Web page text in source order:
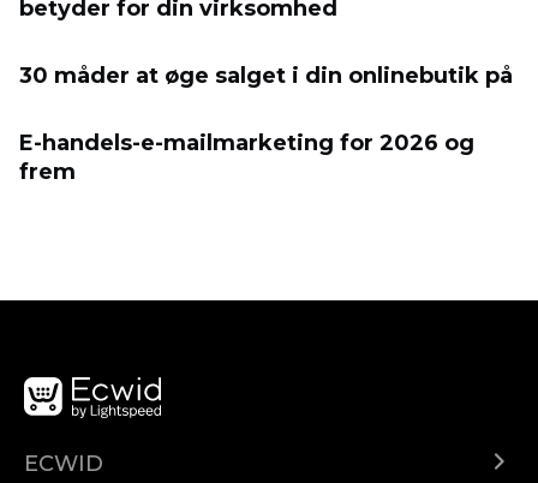
betyder for din virksomhed
30 måder at øge salget i din onlinebutik på
E-handels-e-mailmarketing for 2026 og
frem
ECWID